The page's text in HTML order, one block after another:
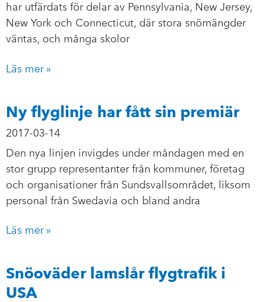
har utfärdats för delar av Pennsylvania, New Jersey,
New York och Connecticut, där stora snömängder
väntas, och många skolor
Läs mer »
Ny flyglinje har fått sin premiär
2017-03-14
Den nya linjen invigdes under måndagen med en
stor grupp representanter från kommuner, företag
och organisationer från Sundsvallsområdet, liksom
personal från Swedavia och bland andra
Läs mer »
Snöoväder lamslår flygtrafik i
USA